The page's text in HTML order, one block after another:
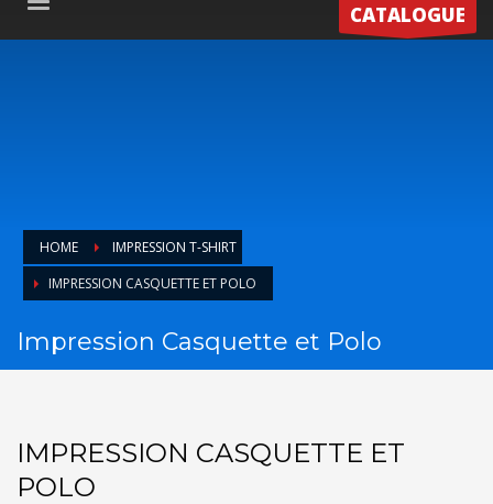
CATALOGUE
HOME
IMPRESSION T-SHIRT
IMPRESSION CASQUETTE ET POLO
Impression Casquette et Polo
IMPRESSION CASQUETTE ET
POLO